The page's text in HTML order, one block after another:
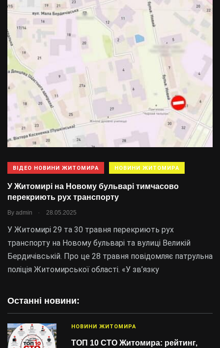
ВІДЕО НОВИНИ ЖИТОМИРА НОВИНИ ЖИТОМИРА
У Житомирі на Новому бульварі тимчасово
перекриють рух транспорту
By admin . 28.05.2025
У Житомирі 29 та 30 травня перекриють рух
транспорту на Новому бульварі та вулиці Великій
Бердичівській. Про це 28 травня повідомляє патрульна
поліція Житомирської області. «У зв’язку
Останні новини:
НОВИНИ ЖИТОМИРА
ТОП 10 СТО Житомира: рейтинг,